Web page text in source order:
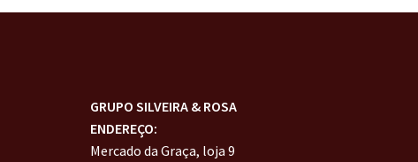
GRUPO SILVEIRA & ROSA
ENDEREÇO:
Mercado da Graça, loja 9